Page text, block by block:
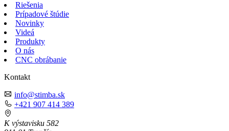
Riešenia
Prípadové štúdie
Novinky
Videá
Produkty
O nás
CNC obrábanie
Kontakt
info@stimba.sk
+421 907 414 389
K výstavisku 582